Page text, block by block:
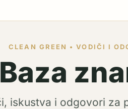
CLEAN GREEN • VODIČI I
Baza
iskustva i odgovori za